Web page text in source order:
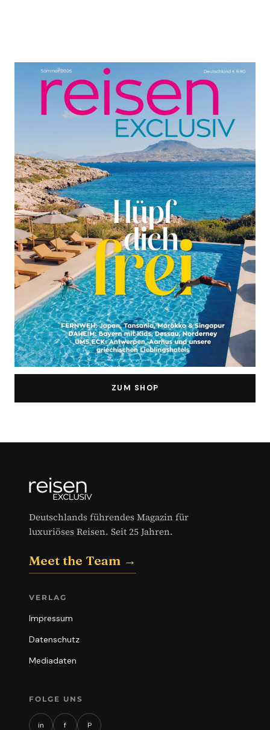
ZUM SHOP
Deutschlands führendes Magazin für
luxuriöses Reisen. Seit 25 Jahren.
Meet the Team →
VERLAG
Impressum
Datenschutz
Mediadaten
FOLGE UNS
in f P